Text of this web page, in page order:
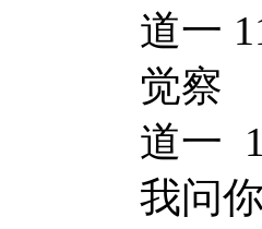
道一
觉察
道一
我问